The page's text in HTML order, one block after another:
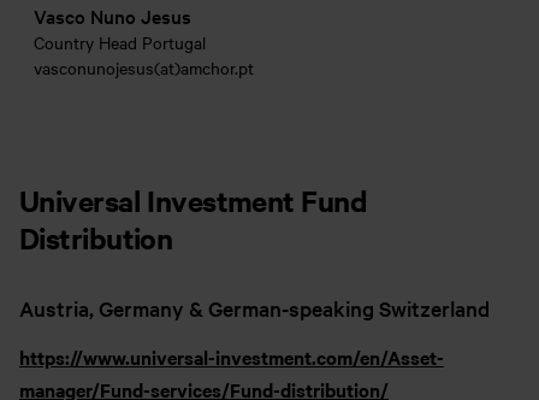
Vasco Nuno Jesus
Country Head Portugal
vasconunojesus(at)amchor.pt
Universal Investment Fund
Distribution
Austria, Germany & German-speaking Switzerland
https://www.universal-investment.com/en/Asset-
manager/Fund-services/Fund-distribution/